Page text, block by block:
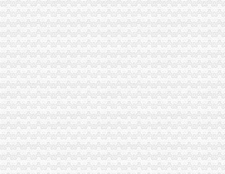
南岸局六到位加“五.一”渝中区公司注册金周旅游市场监管
大足县委副书记陈中举到工商局调研“效率革”渝中区公司注销工作
潼南局渝中区公司注销大力发展农村经纪人架起农民致富金桥
沙坪坝局四举措努力实现高危行业“零问责”重庆公司注册
九龙坡局渝中区代办营业执照西彭所成功化解啤酒购销群体矛盾纠纷
渝中局渝中区公司注册促进城乡统筹成功引进荣昌名小吃进驻渝中区
全市工商系统组织人事部门主题实践活动“三基一化”渝中区代办工商执照建设
市渝中区开公司局督导组到南岸局督导检查工作
荣昌局五项措施加猪肉市渝中区代办工商执照场监管
秀山局房地产市渝中区办执照场整收到五方面成效
南川区委书记谭大辉对南川局渝中区代办公司工作提出四点希望
开县局“三步走”重庆公司注册贯彻落实全市工商局长会议精
荣昌局成功助推星级文明市渝中区公司注册场创建工作
市渝中区代办工商执照局副巡视员谭世贤一行检查指导云局工作
全系统财务第一期继续教育培训圆满完成
涪陵局渝中区办执照采取新举措全方位加执法监督